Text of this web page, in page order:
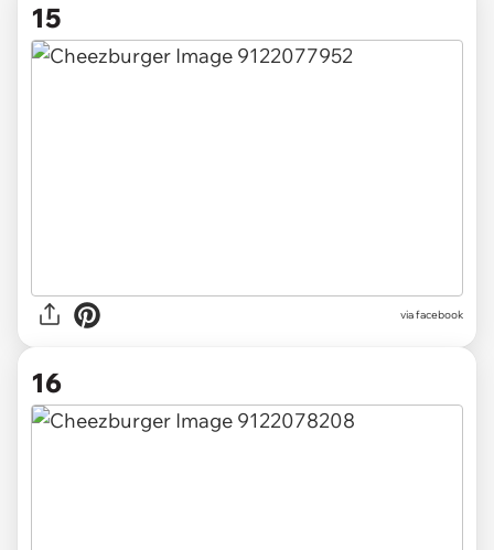
15
via facebook
16